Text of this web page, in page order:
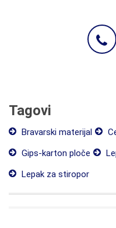
Tagovi
Bravarski materijal
Gips-karton ploče
Lepak za stiropor